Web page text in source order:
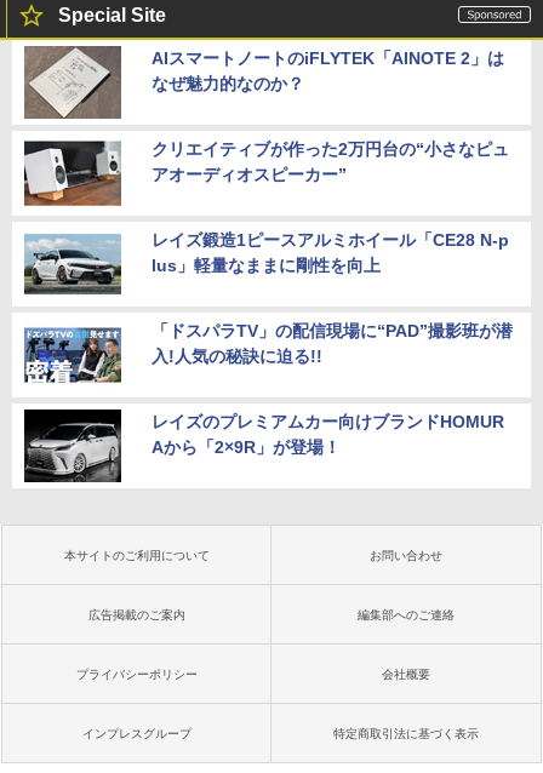
Special Site
AIスマートノートのiFLYTEK「AINOTE 2」は
なぜ魅力的なのか？
クリエイティブが作った2万円台の“小さなピュ
アオーディオスピーカー”
レイズ鍛造1ピースアルミホイール「CE28 N-p
lus」軽量なままに剛性を向上
「ドスパラTV」の配信現場に“PAD”撮影班が潜
入!人気の秘訣に迫る!!
レイズのプレミアムカー向けブランドHOMUR
Aから「2×9R」が登場！
本サイトのご利用について お問い合わせ
広告掲載のご案内 編集部へのご連絡
プライバシーポリシー 会社概要
インプレスグループ 特定商取引法に基づく表示